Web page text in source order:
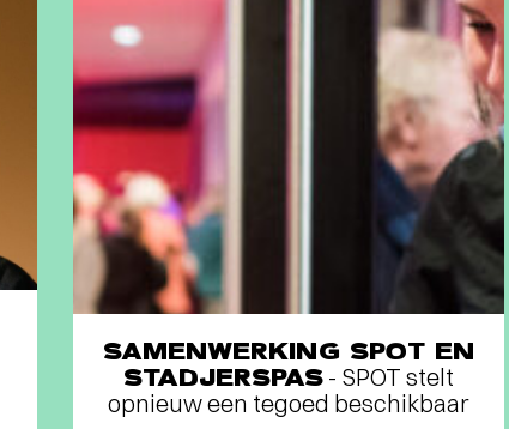
SAMENWERKING SPOT EN
STADJERSPAS - SPOT stelt
opnieuw een tegoed beschikbaar